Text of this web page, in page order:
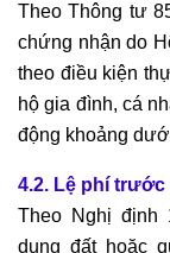
Theo Thông tư
chứng nhận do
theo điều kiện
hộ gia đình, cá
động khoảng
4.2. Lệ phí trước
Theo Nghị định
dụng đất hoặc